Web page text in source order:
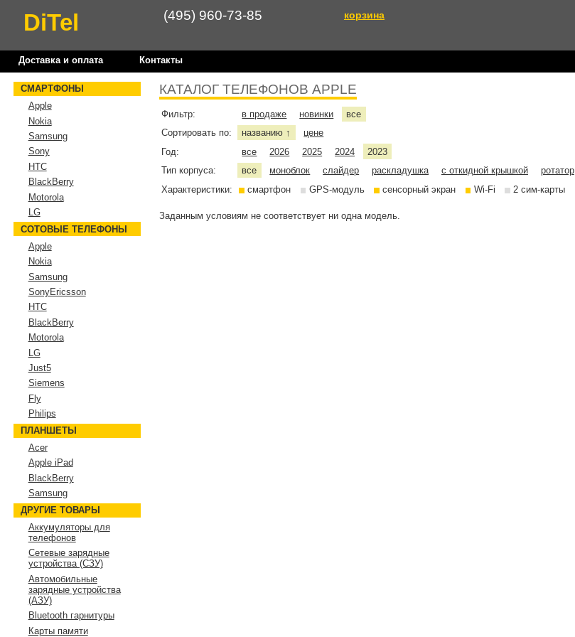
DiTel (495) 960-73-85 корзина
Доставка и оплата Контакты
КАТАЛОГ ТЕЛЕФОНОВ APPLE
Фильтр: в продаже новинки
все
Сортировать по:
названию ↑
цене
Год:
все 2026 2025 2024
2023
Тип корпуса:
все моноблок слайдер раскладушка с откидной крышкой ротатор
Характеристики:
смартфон GPS-модуль сенсорный экран Wi-Fi 2 сим-карты
Заданным условиям не соответствует ни одна модель.
СМАРТФОНЫ
Apple
Nokia
Samsung
Sony
HTC
BlackBerry
Motorola
LG
СОТОВЫЕ ТЕЛЕФОНЫ
Apple
Nokia
Samsung
SonyEricsson
HTC
BlackBerry
Motorola
LG
Just5
Siemens
Fly
Philips
ПЛАНШЕТЫ
Acer
Apple iPad
BlackBerry
Samsung
ДРУГИЕ ТОВАРЫ
Аккумуляторы для
телефонов
Сетевые зарядные
устройства (СЗУ)
Автомобильные
зарядные устройства
(АЗУ)
Bluetooth гарнитуры
Карты памяти